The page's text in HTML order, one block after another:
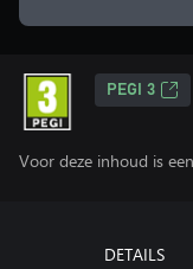
PEGI 3
Voor deze inhoud is
DETAILS